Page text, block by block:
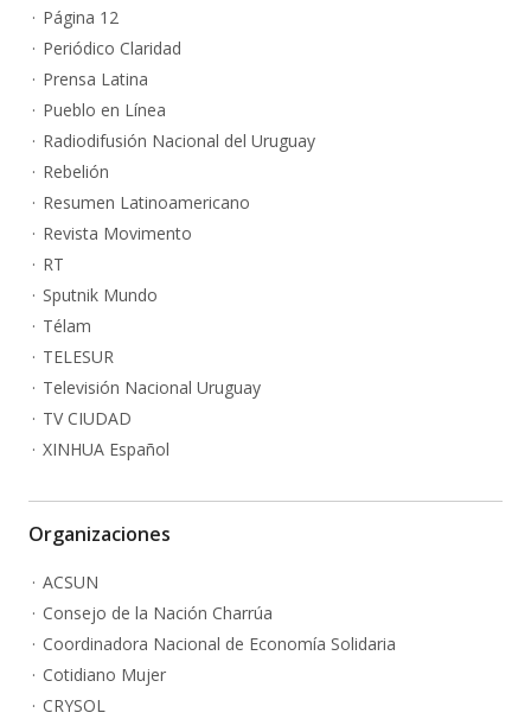
Página 12
Periódico Claridad
Prensa Latina
Pueblo en Línea
Radiodifusión Nacional del Uruguay
Rebelión
Resumen Latinoamericano
Revista Movimento
RT
Sputnik Mundo
Télam
TELESUR
Televisión Nacional Uruguay
TV CIUDAD
XINHUA Español
Organizaciones
ACSUN
Consejo de la Nación Charrúa
Coordinadora Nacional de Economía Solidaria
Cotidiano Mujer
CRYSOL